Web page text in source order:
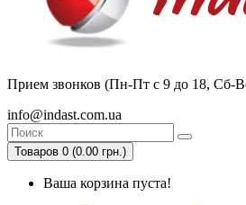
Прием звонков (Пн-Пт с 9 до 18, Сб-
info@indast.com.ua
Товаров 0 (0.00 грн.)
Ваша корзина пуста!